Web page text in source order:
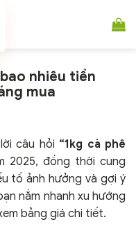
nhiêu tiền
mua
câu hỏi “1kg cà phê
2025, đồng thời cung
tố ảnh hưởng và gợi ý
nắm nhanh xu hướng
bảng giá chi tiết.